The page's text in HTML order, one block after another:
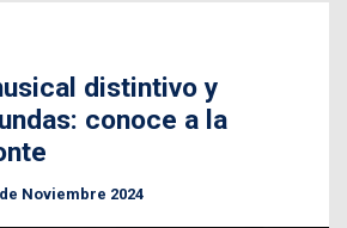
distintivo y
conoce a la
Noviembre 2024